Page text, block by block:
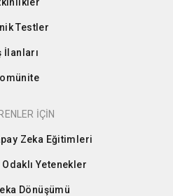
Testler
İlanları
İÇİN
Zeka Eğitimleri
Yetenekler
Dönüşümü